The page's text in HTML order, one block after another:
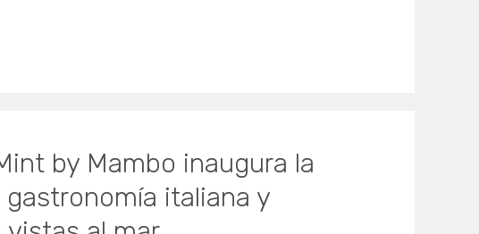
by Mambo inaugura la
italiana y